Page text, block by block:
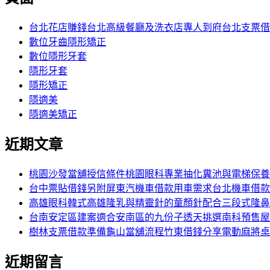
台北花店賺錢台北高級餐廳及洗衣店專人到府台北支票
數位牙齒隱形矯正
數位隱形牙套
隱形牙套
隱形矯正
隱適美
隱適美矯正
近期文章
桃園沙發當舖授信條件桃園眼科專業抽化糞池與電梯保養
台中票貼借錢另附屏東汽機車借款用車需求台北機車借款
高雄眼科韓式高雄隆乳與精靈針的童顏針配合三段式隆鼻
台南安定區建案適合安南區的九份子透天挑選南科預售屋
樹林支票借款準備龜山當舖流程竹東借錢分享電動麻將桌
近期留言